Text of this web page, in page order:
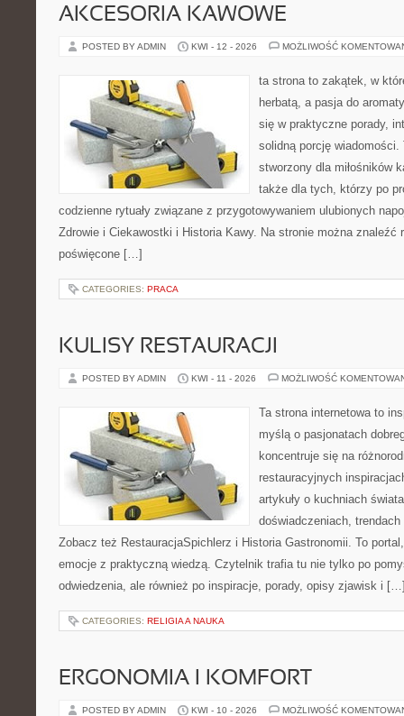
AKCESORIA KAWOWE
POSTED BY ADMIN KWI - 12 - 2026 MOŻLIWOŚĆ
ta strona to zakątek, w
herbatą, a pasja do
się w praktyczne porady,
solidną porcję wiadomości.
stworzony dla miłośników
także dla tych, którzy po
codzienne rytuały związane z przygotowywaniem ulubionych
Zdrowie i Ciekawostki i Historia Kawy. Na stronie można znaleźć
poświęcone […]
CATEGORIES: PRACA
KULISY RESTAURACJI
POSTED BY ADMIN KWI - 11 - 2026 MOŻLIWOŚĆ
Ta strona internetowa to
myślą o pasjonatach
koncentruje się na
restauracyjnych
artykuły o kuchniach
doświadczeniach,
Zobacz też RestauracjaSpichlerz i Historia Gastronomii. To
emocje z praktyczną wiedzą. Czytelnik trafia tu nie tylko po
odwiedzenia, ale również po inspiracje, porady, opisy zjawisk i
CATEGORIES: RELIGIA A NAUKA
ERGONOMIA I KOMFORT
POSTED BY ADMIN KWI - 10 - 2026 MOŻLIWOŚĆ